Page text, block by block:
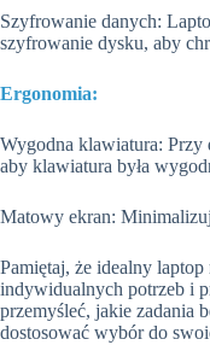
Szyfrowanie danych:
szyfrowanie dysku, aby
Ergonomia:
Wygodna klawiatura: Przy
aby klawiatura była
Matowy ekran:
Pamiętaj, że idealny
indywidualnych potrzeb i
przemyśleć, jakie zadania
dostosować wybór do